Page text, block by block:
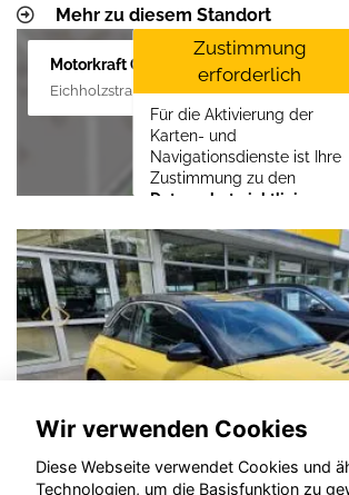
Mehr zu diesem Standort
Motorkraft GmbH
Eichholzstraße 88, 19089 Crivitz
Zustimmung
erforderlich
Für die Aktivierung der
Karten- und
Navigationsdienste ist Ihre
Zustimmung zu den
Datenschutzrichtlinien
LLCerforderlich.
Zustimmen und
aktivieren
Wir verwenden Cookies
Diese Webseite verwendet Cookies und
Technologien, um die Basisfunktion zu